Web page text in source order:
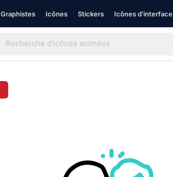
Graphistes Icônes Stickers Icônes d'interface